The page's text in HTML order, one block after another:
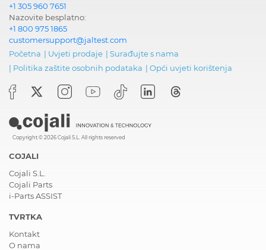
+1 305 960 7651
Nazovite besplatno:
+1 800 975 1865
customersupport@jaltest.com
Početna | Uvjeti prodaje | Surađujte s nama
| Politika zaštite osobnih podataka | Opći uvjeti korištenja
Copyright © 2026 Cojali S.L. All rights reserved
COJALI
Cojali S.L.
Cojali Parts
i-Parts ASSIST
TVRTKA
Kontakt
O nama